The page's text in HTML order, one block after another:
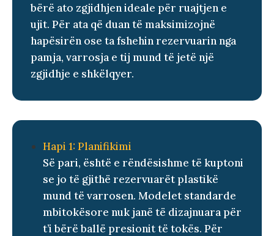
bërë ato zgjidhjen ideale për ruajtjen e
ujit. Për ata që duan të maksimizojnë
hapësirën ose ta fshehin rezervuarin nga
pamja, varrosja e tij mund të jetë një
zgjidhje e shkëlqyer.
Hapi 1: Planifikimi
Së pari, është e rëndësishme të kuptoni
se jo të gjithë rezervuarët plastikë
mund të varrosen. Modelet standarde
mbitokësore nuk janë të dizajnuara për
t’i bërë ballë presionit të tokës. Për